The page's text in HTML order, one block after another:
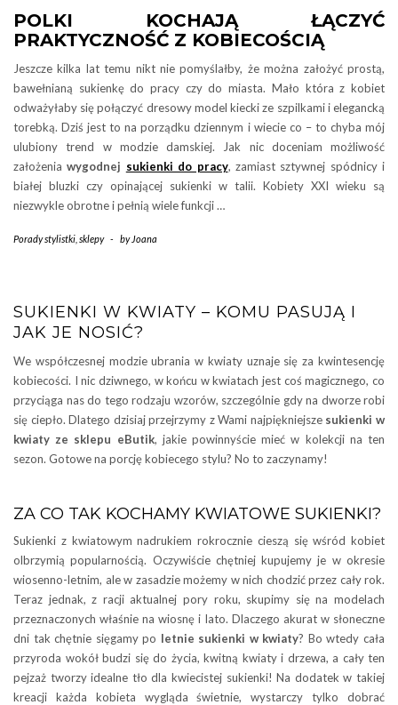
POLKI KOCHAJĄ ŁĄCZYĆ
PRAKTYCZNOŚĆ Z KOBIECOŚCIĄ
Jeszcze kilka lat temu nikt nie pomyślałby, że można założyć prostą,
bawełnianą sukienkę do pracy czy do miasta. Mało która z kobiet
odważyłaby się połączyć dresowy model kiecki ze szpilkami i elegancką
torebką. Dziś jest to na porządku dziennym i wiecie co – to chyba mój
ulubiony trend w modzie damskiej. Jak nic doceniam możliwość
założeniawygodnej sukienki do pracy, zamiast sztywnej spódnicy i
białej bluzki czy opinającej sukienki w talii. Kobiety XXI wieku są
niezwykle obrotne i pełnią wiele funkcji …
Porady stylistki sklepy - by Joana
SUKIENKI W KWIATY – KOMU PASUJĄ I
JAK JE NOSIĆ?
We współczesnej modzie ubrania w kwiaty uznaje się za kwintesencję
kobiecości. I nic dziwnego, w końcu w kwiatach jest coś magicznego, co
przyciąga nas do tego rodzaju wzorów, szczególnie gdy na dworze robi
się ciepło. Dlatego dzisiaj przejrzymy z Wami najpiękniejsze sukienki w
kwiaty ze sklepu eButik, jakie powinnyście mieć w kolekcji na ten
sezon. Gotowe na porcję kobiecego stylu? No to zaczynamy!
ZA CO TAK KOCHAMY KWIATOWE SUKIENKI?
Sukienki z kwiatowym nadrukiem rokrocznie cieszą się wśród kobiet
olbrzymią popularnością. Oczywiście chętniej kupujemy je w okresie
wiosenno-letnim, ale w zasadzie możemy w nich chodzić przez cały rok.
Teraz jednak, z racji aktualnej pory roku, skupimy się na modelach
przeznaczonych właśnie na wiosnę i lato. Dlaczego akurat w słoneczne
dni tak chętnie sięgamy po letnie sukienki w kwiaty? Bo wtedy cała
przyroda wokół budzi się do życia, kwitną kwiaty i drzewa, a cały ten
pejzaż tworzy idealne tło dla kwiecistej sukienki! Na dodatek w takiej
kreacji każda kobieta wygląda świetnie, wystarczy tylko dobrać